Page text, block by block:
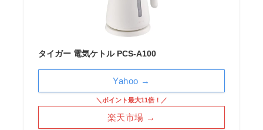
タイガー 電気ケトル PCS-A100
＼ポイント最大11倍！／
楽天市場 →
Yahoo →